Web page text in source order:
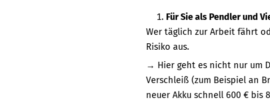
Für Sie als Pendler und
Wer täglich zur Arbeit fährt
Risiko aus.
→ Hier geht es nicht nur um
Verschleiß (zum Beispiel an
neuer Akku schnell 600 €